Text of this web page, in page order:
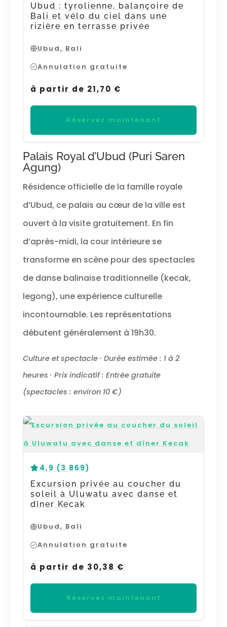
Ubud : tyrolienne, balançoire de
Bali et vélo du ciel dans une
rizière en terrasse privée
Ubud, Bali
Annulation gratuite
à partir de 21,70 €
Réservez maintenant
Palais Royal d’Ubud (Puri Saren
Agung)
Résidence officielle de la famille royale
d’Ubud, ce palais au cœur de la ville est
ouvert à la visite gratuitement. En fin
d’après-midi, la cour intérieure se
transforme en scène pour des spectacles
de danse balinaise traditionnelle (kecak,
legong), une expérience culturelle
incontournable. Les représentations
débutent généralement à 19h30.
Culture et spectacle · Durée estimée : 1 à 2
heures · Prix indicatif : Entrée gratuite
(spectacles : environ 10 €)
4,9 (3 869)
Excursion privée au coucher du
soleil à Uluwatu avec danse et
dîner Kecak
Ubud, Bali
Annulation gratuite
à partir de 30,38 €
Réservez maintenant